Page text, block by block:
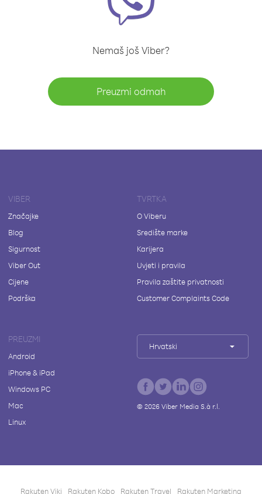
Nemaš još Viber?
Preuzmi odmah
VIBER
Značajke
Blog
Sigurnost
Viber Out
Cijene
Podrška
TVRTKA
O Viberu
Središte marke
Karijera
Uvjeti i pravila
Pravila zaštite privatnosti
Customer Complaints Code
PREUZMI
Android
iPhone & iPad
Windows PC
Mac
Linux
Hrvatski
© 2026Viber Media S.à r.l.
Rakuten Viki Rakuten Kobo Rakuten Travel Rakuten Marketing